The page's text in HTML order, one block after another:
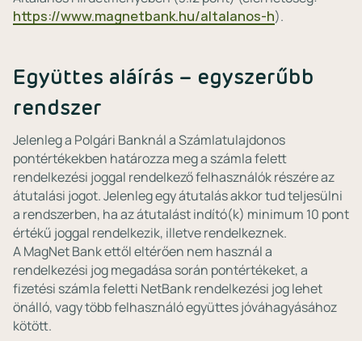
https://www.magnetbank.hu/altalanos-h).
Együttes aláírás – egyszerűbb
rendszer
Jelenleg a Polgári Banknál a Számlatulajdonos
pontértékekben határozza meg a számla felett
rendelkezési joggal rendelkező felhasználók részére az
átutalási jogot. Jelenleg egy átutalás akkor tud teljesülni
a rendszerben, ha az átutalást indító(k) minimum 10 pont
értékű joggal rendelkezik, illetve rendelkeznek.
A MagNet Bank ettől eltérően nem használ a
rendelkezési jog megadása során pontértékeket, a
fizetési számla feletti NetBank rendelkezési jog lehet
önálló, vagy több felhasználó együttes jóváhagyásához
kötött.